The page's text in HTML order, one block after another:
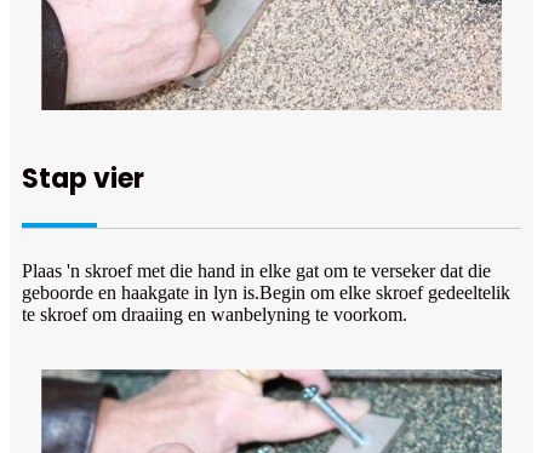
Stap vier
Plaas 'n skroef met die hand in elke gat om te verseker dat die
geboorde en haakgate in lyn is.Begin om elke skroef gedeeltelik
te skroef om draaiing en wanbelyning te voorkom.